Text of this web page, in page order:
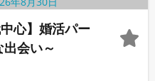
心】婚活パー
会い～